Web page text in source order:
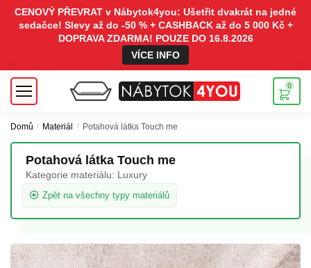
CENOVÝ PŘEVRAT v Nábytok4you: Ušetřit dvakrát na jedné
sedačce! Slevy až do -50 % + CASHBACK až do 5 000 Kč +
DOPRAVA ZDARMA! POUZE DO 16.8.2026
VÍCE INFO
0
Domů / Materiál / Potahová látka Touch me
Potahová látka Touch me
Kategorie materiálu: Luxury
Zpět na všechny typy materiálů